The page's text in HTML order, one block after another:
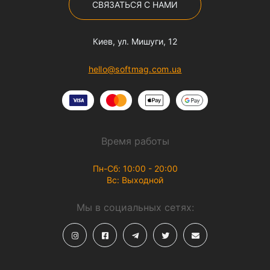
мы всегда готовы забрать его обратно или поменять на
С нами вы всегда можете быть уверенны в том, что ваш
Купить чехлы для iPhone 8 с доставкой по всей Украине
вы можете в нашем магазине в любой день и любое
же новым клиентам.
СВЯЗАТЬСЯ С НАМИ
Киев, ул. Мишуги, 12
hello@softmag.com.ua
Время работы
Пн-Сб: 10:00 - 20:00
Вс: Выходной
Мы в социальных сетях: